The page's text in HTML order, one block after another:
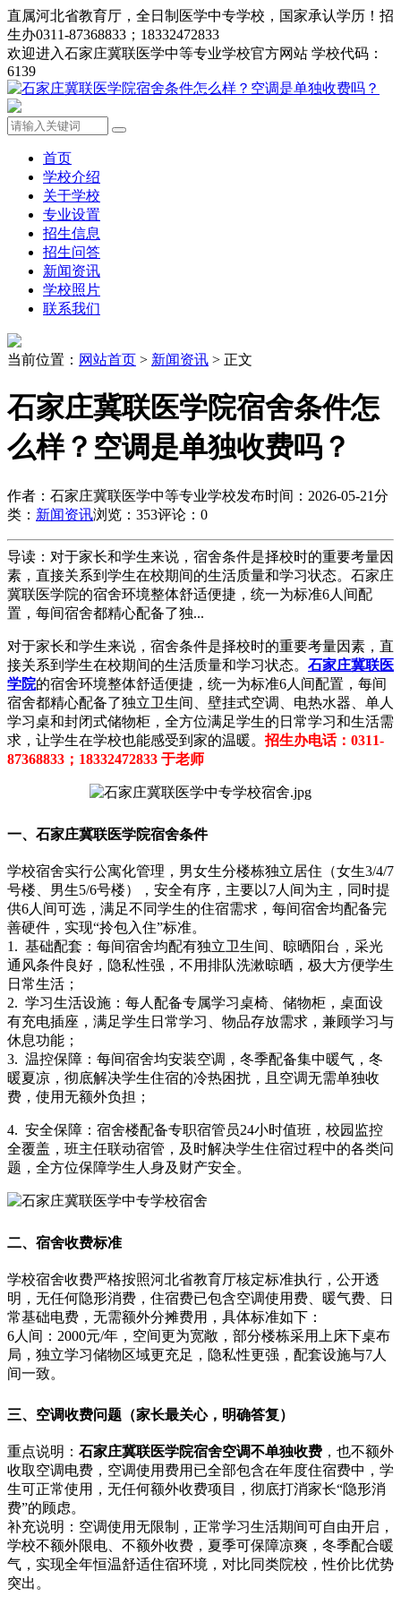
直属河北省教育厅，全日制医学中专学校，国家承认学历！招
生办0311-87368833；18332472833
欢迎进入石家庄冀联医学中等专业学校官方网站 学校代码：
6139
首页
学校介绍
关于学校
专业设置
招生信息
招生问答
新闻资讯
学校照片
联系我们
当前位置： 网站首页 > 新闻资讯 > 正文
石家庄冀联医学院宿舍条件怎
么样？空调是单独收费吗？
作者：石家庄冀联医学中等专业学校发布时间：2026-05-21分
类： 新闻资讯浏览：353评论：0
导读：对于家长和学生来说，宿舍条件是择校时的重要考量因
素，直接关系到学生在校期间的生活质量和学习状态。石家庄
冀联医学院的宿舍环境整体舒适便捷，统一为标准6人间配
置，每间宿舍都精心配备了独...
对于家长和学生来说，宿舍条件是择校时的重要考量因素，直
接关系到学生在校期间的生活质量和学习状态。 石家庄冀联医
学院的宿舍环境整体舒适便捷，统一为标准6人间配置，每间
宿舍都精心配备了独立卫生间、壁挂式空调、电热水器、单人
学习桌和封闭式储物柜，全方位满足学生的日常学习和生活需
求，让学生在学校也能感受到家的温暖。 招生办电话：0311-
87368833；18332472833 于老师
一、石家庄冀联医学院宿舍条件
学校宿舍实行公寓化管理，男女生分楼栋独立居住（女生3/4/7
号楼、男生5/6号楼），安全有序，主要以7人间为主，同时提
供6人间可选，满足不同学生的住宿需求，每间宿舍均配备完
善硬件，实现“拎包入住”标准。
1. 基础配套：每间宿舍均配有独立卫生间、晾晒阳台，采光
通风条件良好，隐私性强，不用排队洗漱晾晒，极大方便学生
日常生活；
2. 学习生活设施：每人配备专属学习桌椅、储物柜，桌面设
有充电插座，满足学生日常学习、物品存放需求，兼顾学习与
休息功能；
3. 温控保障：每间宿舍均安装空调，冬季配备集中暖气，冬
暖夏凉，彻底解决学生住宿的冷热困扰，且空调无需单独收
费，使用无额外负担；
4. 安全保障：宿舍楼配备专职宿管员24小时值班，校园监控
全覆盖，班主任联动宿管，及时解决学生住宿过程中的各类问
题，全方位保障学生人身及财产安全。
二、宿舍收费标准
学校宿舍收费严格按照河北省教育厅核定标准执行，公开透
明，无任何隐形消费，住宿费已包含空调使用费、暖气费、日
常基础电费，无需额外分摊费用，具体标准如下：
6人间：2000元/年，空间更为宽敞，部分楼栋采用上床下桌布
局，独立学习储物区域更充足，隐私性更强，配套设施与7人
间一致。
三、空调收费问题（家长最关心，明确答复）
重点说明： 石家庄冀联医学院宿舍空调不单独收费 ，也不额外
收取空调电费，空调使用费用已全部包含在年度住宿费中，学
生可正常使用，无任何额外收费项目，彻底打消家长“隐形消
费”的顾虑。
补充说明：空调使用无限制，正常学习生活期间可自由开启，
学校不额外限电、不额外收费，夏季可保障凉爽，冬季配合暖
气，实现全年恒温舒适住宿环境，对比同类院校，性价比优势
突出。